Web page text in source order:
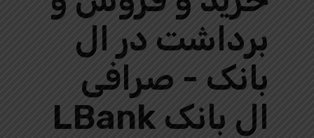
برداشت در ال
بانک - صرافی
ال بانک LBank